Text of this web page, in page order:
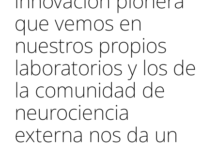
que vemos en
nuestros propios
laboratorios y los de
la comunidad de
neurociencia
externa nos da un